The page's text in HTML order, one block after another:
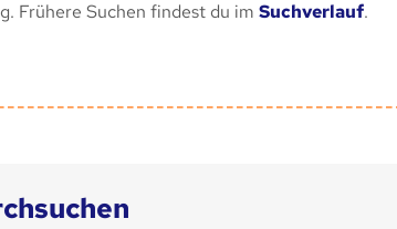
Frühere Suchen findest du im Suchverlauf.